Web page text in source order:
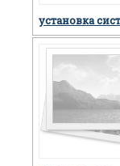
установка